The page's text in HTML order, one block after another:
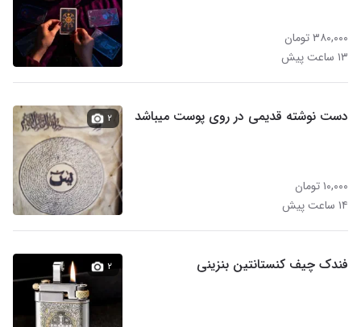
۳۸۰,۰۰۰ تومان
۱۳ ساعت پیش
دست نوشته قدیمی در روی پوست میباشد
۱۰,۰۰۰ تومان
۱۴ ساعت پیش
۲
فندک چیف کنستانتین بنزینی ۲